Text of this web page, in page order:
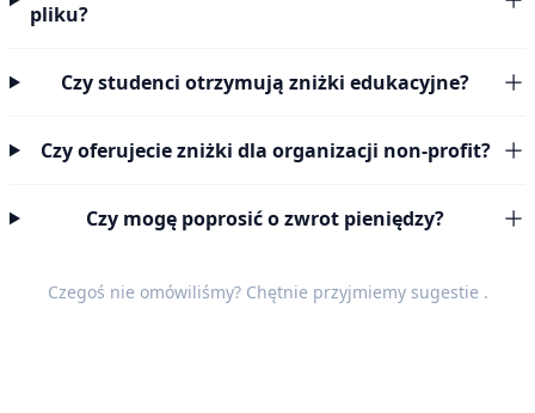
pliku?
Czy studenci otrzymują zniżki edukacyjne?
Czy oferujecie zniżki dla organizacji non-profit?
Czy mogę poprosić o zwrot pieniędzy?
Czegoś nie omówiliśmy? Chętnie przyjmiemy sugestie .